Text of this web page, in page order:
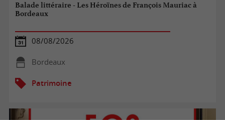
Balade littéraire - Les Héroïnes de François Mauriac à
Bordeaux
08/08/2026
Bordeaux
Patrimoine